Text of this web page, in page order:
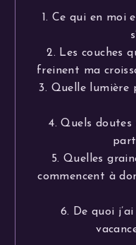
1. Ce qui en moi
2. Les couches
freinent ma
3. Quelle lumière
4. Quels doutes
5. Quelles
commencent à
6. De quoi